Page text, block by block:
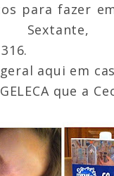
para fazer
Sextante,
aqui em
que a